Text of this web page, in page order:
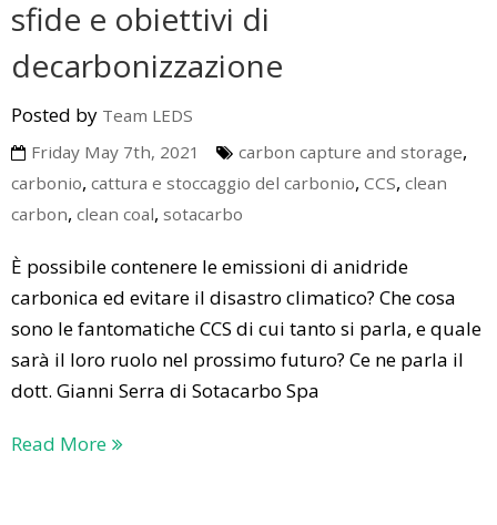
sfide e obiettivi di
decarbonizzazione
Posted by Team LEDS
Friday May 7th, 2021
carbon capture and storage,
carbonio, cattura e stoccaggio del carbonio, CCS, clean
carbon, clean coal, sotacarbo
Ѐ possibile contenere le emissioni di anidride
carbonica ed evitare il disastro climatico? Che cosa
sono le fantomatiche CCS di cui tanto si parla, e quale
sarà il loro ruolo nel prossimo futuro? Ce ne parla il
dott. Gianni Serra di Sotacarbo Spa
Read More